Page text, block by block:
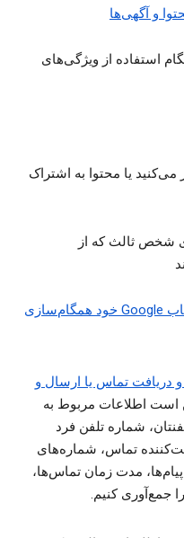
و آگهی‌ها
استفاده از ویژگی‌های
می‌کنید یا محتوا به اشتراک
شخص ثالث که از
با حساب Google خود همگام‌سازی
دریافت تماس یا ارسال و
است اطلاعات مربوط به
شماره تلفن فرد
تماس، شماره‌های
مدت زمان تماس‌ها،
جمع‌آوری کنیم.